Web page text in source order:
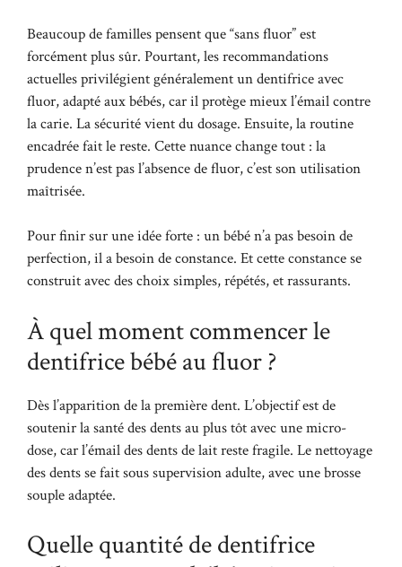
Beaucoup de familles pensent que “sans fluor” est
forcément plus sûr. Pourtant, les recommandations
actuelles privilégient généralement un dentifrice avec
fluor, adapté aux bébés, car il protège mieux l’émail contre
la carie. La sécurité vient du dosage. Ensuite, la routine
encadrée fait le reste. Cette nuance change tout : la
prudence n’est pas l’absence de fluor, c’est son utilisation
maîtrisée.
Pour finir sur une idée forte : un bébé n’a pas besoin de
perfection, il a besoin de constance. Et cette constance se
construit avec des choix simples, répétés, et rassurants.
À quel moment commencer le
dentifrice bébé au fluor ?
Dès l’apparition de la première dent. L’objectif est de
soutenir la santé des dents au plus tôt avec une micro-
dose, car l’émail des dents de lait reste fragile. Le nettoyage
des dents se fait sous supervision adulte, avec une brosse
souple adaptée.
Quelle quantité de dentifrice